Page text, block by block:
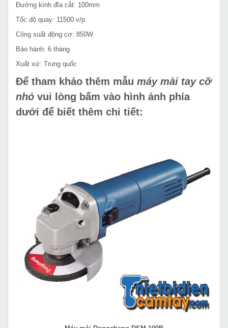
Đường kính đĩa cắt: 100mm
Tốc độ quay: 11500 v/p
Công suất động cơ: 850W
Bảo hành: 6 tháng
Xuất xứ: Trung quốc
Để tham khảo thêm mẫu máy mài tay cỡ
nhỏ vui lòng bấm vào hình ảnh phía
dưới để biết thêm chi tiết: